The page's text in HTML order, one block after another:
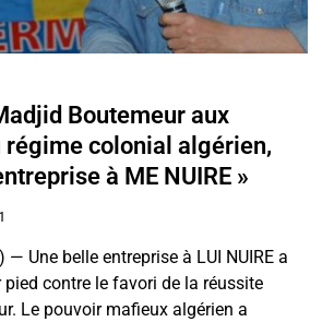
Boutemeur aux
régime colonial algérien,
à ME NUIRE »
— Une belle entreprise à LUI NUIRE a
pied contre le favori de la réussite
Le pouvoir mafieux algérien a